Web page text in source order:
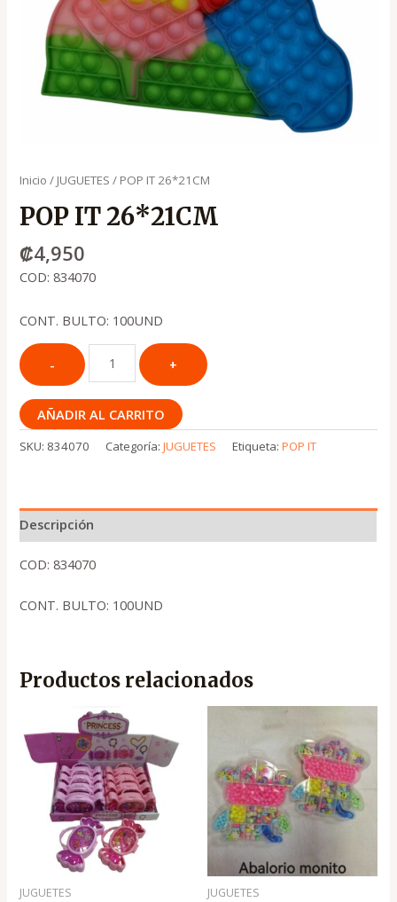
Inicio / JUGUETES / POP IT 26*21CM
POP IT 26*21CM
₡4,950
COD: 834070
CONT. BULTO: 100UND
AÑADIR AL CARRITO
SKU: 834070 Categoría:JUGUETES Etiqueta:POP IT
Descripción
COD: 834070
CONT. BULTO: 100UND
Productos relacionados
JUGUETES JUGUETES